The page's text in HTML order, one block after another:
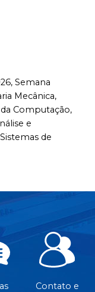
Semana
Mecânica,
Computação,
e
Sistemas de
Contato e